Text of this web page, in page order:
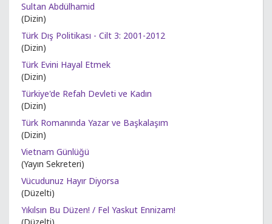
Sultan Abdülhamid
(Dizin)
Türk Dış Politikası - Cilt 3: 2001-2012
(Dizin)
Türk Evini Hayal Etmek
(Dizin)
Türkiye'de Refah Devleti ve Kadın
(Dizin)
Türk Romanında Yazar ve Başkalaşım
(Dizin)
Vietnam Günlüğü
(Yayın Sekreteri)
Vücudunuz Hayır Diyorsa
(Düzelti)
Yıkılsın Bu Düzen! / Fel Yaskut Ennizam!